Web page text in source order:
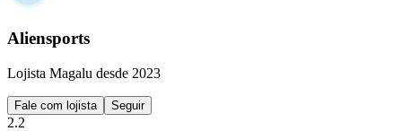
Aliensports
Lojista Magalu desde 2023
Fale com lojista Seguir
2.2